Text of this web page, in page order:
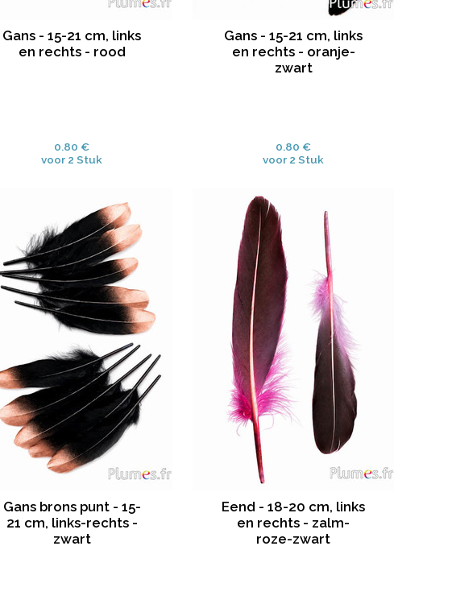
Gans - 15-21 cm, links
en rechts - rood
0.80 €
voor 2 Stuk
Gans - 15-21 cm, links
en rechts - oranje-
zwart
0.80 €
voor 2 Stuk
Gans brons punt - 15-
21 cm, links-rechts -
zwart
Eend - 18-20 cm, links
en rechts - zalm-
roze-zwart